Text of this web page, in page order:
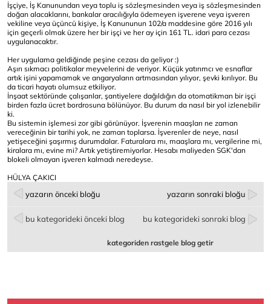
İşçiye, İş Kanunundan veya toplu iş sözleşmesinden veya iş sözleşmesinden
doğan alacaklarını, bankalar aracılığıyla ödemeyen işverene veya işveren
vekiline veya üçüncü kişiye, İş Kanununun 102/a maddesine göre 2016 yılı
için geçerli olmak üzere her bir işçi ve her ay için 161 TL. idari para cezası
uygulanacaktır.
Her uygulama geldiğinde peşine cezası da geliyor :)
Aşırı sıkmacı politikalar meyvelerini de veriyor. Küçük yatırımcı ve esnaflar
artık işini yapamamak ve angaryaların artmasından yılıyor, şevki kırılıyor. Bu
da ticari hayatı olumsuz etkiliyor.
İnşaat sektöründe çalışanlar, şantiyelere dağıldığın da otomatikman bir işçi
birden fazla ücret bordrosuna bölünüyor. Bu durum da nasıl bir yol izlenebilir
ki.
Bu sistemin işlemesi zor gibi görünüyor. İşverenin maaşları ne zaman
vereceğinin bir tarihi yok, ne zaman toplarsa. İşverenler de neye, nasıl
yetişeceğini şaşırmış durumdalar. Faturalara mı, maaşlara mı, vergilerine mi,
kiralara mı, evine mi? Artık yetiştiremiyorlar. Hesabı maliyeden SGK'dan
blokeli olmayan işveren kalmadı neredeyse.
HÜLYA ÇAKICI
yazarın önceki bloğu yazarın sonraki bloğu
bu kategorideki önceki blog bu kategorideki sonraki blog
kategoriden rastgele blog getir